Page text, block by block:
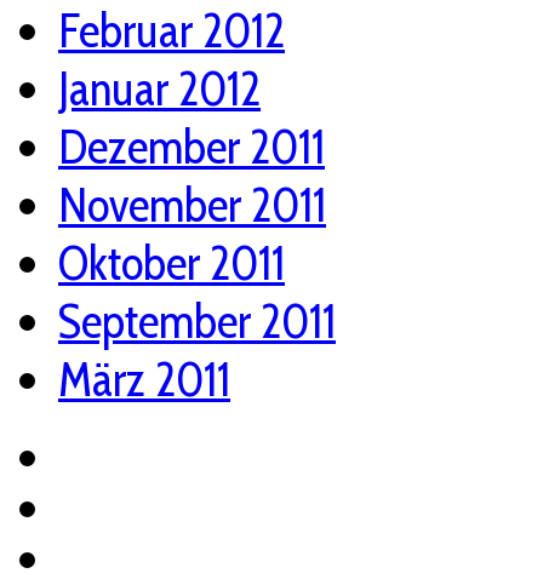
Februar 2012
Januar 2012
Dezember 2011
November 2011
Oktober 2011
September 2011
März 2011